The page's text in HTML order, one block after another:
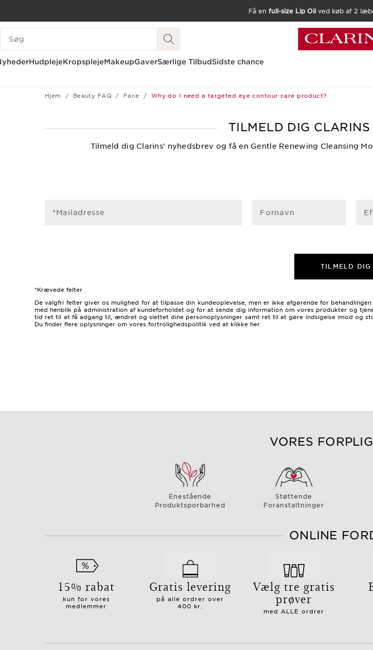
Få en full-size Lip Oil ved køb af 2
SØGEVINDUE
HudplejeKropsplejeMakeupGaverSærlige TilbudSidste chance
Hjem Beauty FAQ Face Why do I need a targeted eye contour care product?
TILMELD DIG
Tilmeld dig Clarins' nyhedsbrev og få en Gentle Renewing Cleansing
*Mailadresse Fornavn
TILMELD DIG
*Krævede felter
De valgfri felter giver os mulighed for at tilpasse din kundeoplevelse, men er ikke afgørende for
med henblik på administration af kundeforholdet og for at sende dig information om vores produkter og
tid ret til at få adgang til, ændret og slettet dine personoplysninger samt ret til at gøre indsigelse imod og
Du finder flere oplysninger om vores fortrolighedspolitik ved at klikke her.
VORES
Enestående
Produktsporbarhed
Støttende
Foranstaltninger
ONLINE
15% rabat
kun for vores
medlemmer
Gratis levering
på alle ordrer over
400 kr.
Vælg tre gratis
prøver
med ALLE ordrer